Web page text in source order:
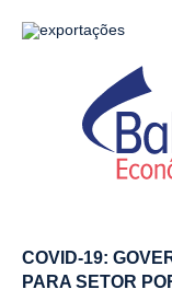
COVID-19:
PARA SETOR